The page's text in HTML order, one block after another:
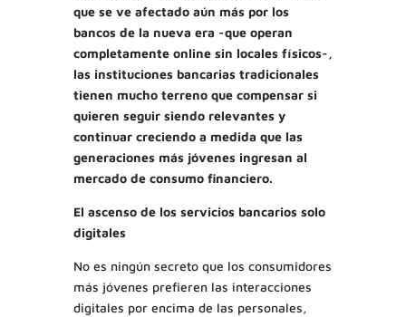
que se ve afectado aún más por los
bancos de la nueva era -que operan
completamente online sin locales físicos-,
las instituciones bancarias tradicionales
tienen mucho terreno que compensar si
quieren seguir siendo relevantes y
continuar creciendo a medida que las
generaciones más jóvenes ingresan al
mercado de consumo financiero.
El ascenso de los servicios bancarios solo
digitales
No es ningún secreto que los consumidores
más jóvenes prefieren las interacciones
digitales por encima de las personales,